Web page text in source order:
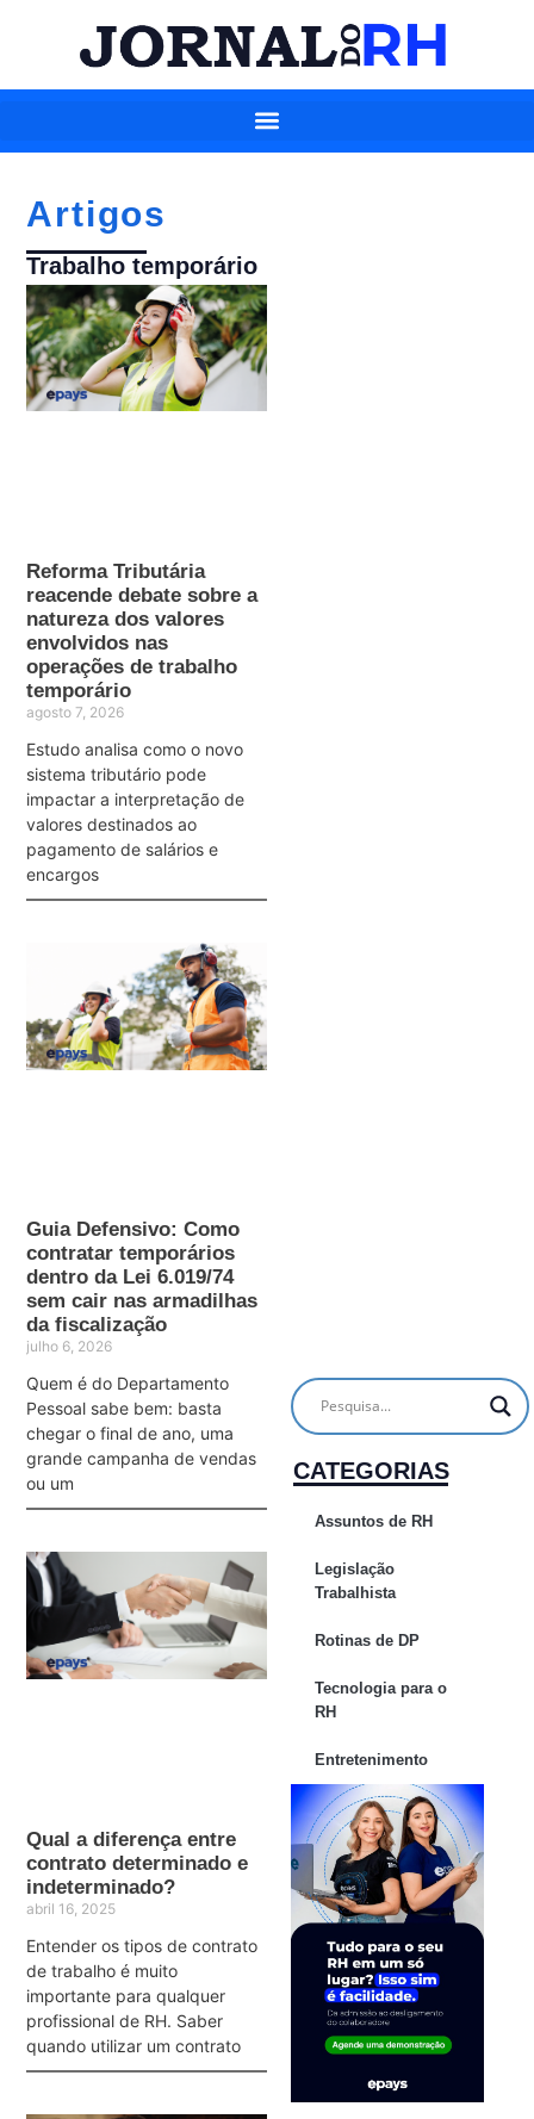
Artigos
Trabalho temporário
Reforma Tributária
reacende debate sobre a
natureza dos valores
envolvidos nas
operações de trabalho
temporário
agosto 7, 2026
Estudo analisa como o novo
sistema tributário pode
impactar a interpretação de
valores destinados ao
pagamento de salários e
encargos
Guia Defensivo: Como
contratar temporários
dentro da Lei 6.019/74
sem cair nas armadilhas
da fiscalização
julho 6, 2026
Quem é do Departamento
Pessoal sabe bem: basta
chegar o final de ano, uma
grande campanha de vendas
ou um
Qual a diferença entre
contrato determinado e
indeterminado?
abril 16, 2025
Entender os tipos de contrato
de trabalho é muito
importante para qualquer
profissional de RH. Saber
quando utilizar um contrato
CATEGORIAS
Assuntos de RH
Legislação
Trabalhista
Rotinas de DP
Tecnologia para o
RH
Entretenimento